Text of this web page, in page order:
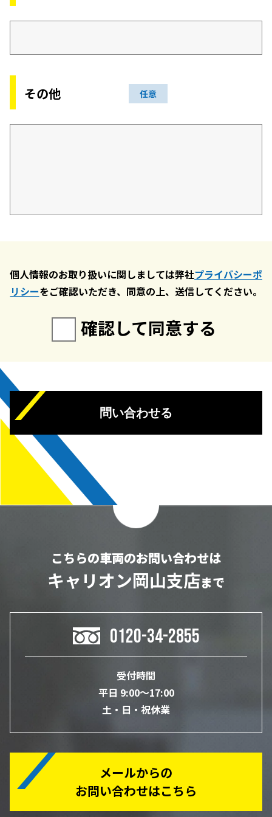
その他 任意
個人情報のお取り扱いに関しましては弊社プライバシーポ
リシーをご確認いただき、同意の上、送信してください。
確認して同意する
問い合わせる
こちらの車両のお問い合わせは
キャリオン岡山支店まで
0120-34-2855
受付時間
平日 9:00～17:00
土・日・祝休業
メールからの
お問い合わせはこちら